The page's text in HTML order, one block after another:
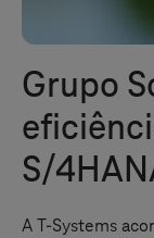
Grupo
S/
A T-Systems